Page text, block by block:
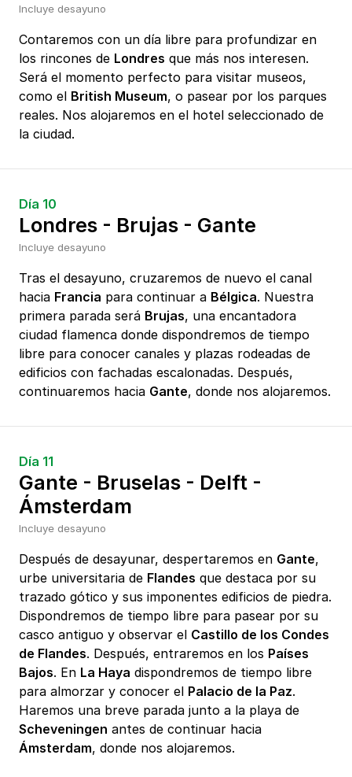
Incluye desayuno
Contaremos con un día libre para profundizar en
los rincones de Londres que más nos interesen.
Será el momento perfecto para visitar museos,
como el British Museum, o pasear por los parques
reales. Nos alojaremos en el hotel seleccionado de
la ciudad.
Día 10
Londres - Brujas - Gante
Incluye desayuno
Tras el desayuno, cruzaremos de nuevo el canal
hacia Francia para continuar a Bélgica. Nuestra
primera parada será Brujas, una encantadora
ciudad flamenca donde dispondremos de tiempo
libre para conocer canales y plazas rodeadas de
edificios con fachadas escalonadas. Después,
continuaremos hacia Gante, donde nos alojaremos.
Día 11
Gante - Bruselas - Delft -
Ámsterdam
Incluye desayuno
Después de desayunar, despertaremos en Gante,
urbe universitaria de Flandes que destaca por su
trazado gótico y sus imponentes edificios de piedra.
Dispondremos de tiempo libre para pasear por su
casco antiguo y observar el Castillo de los Condes
de Flandes. Después, entraremos en los Países
Bajos. En La Haya dispondremos de tiempo libre
para almorzar y conocer el Palacio de la Paz.
Haremos una breve parada junto a la playa de
Scheveningen antes de continuar hacia
Ámsterdam, donde nos alojaremos.